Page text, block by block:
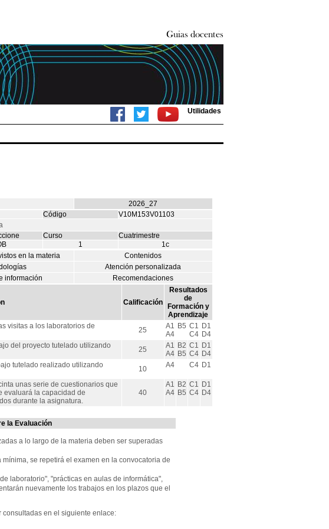
Utilidades
2026_27
Código
V10M153V01103
Curso
Cuatrimestre
1
1c
en la materia
Contenidos
Atención personalizada
información Recomendaciones
Calificación
Resultados
de
Formación y
Aprendizaje
visitas a los laboratorios de
25
A1
A4
B5 C1
C4
D1
D4
del proyecto tutelado utilizando
25
A1
A4
B2
B5
C1
C4
D1
D4
tutelado realizado utilizando
10 A4 C4 D1
unas serie de cuestionarios que
evaluará la capacidad de
durante la asignatura.
40
A1
A4
B2
B5
C1
C4
D1
D4
la Evaluación
a lo largo de la materia deben ser superadas
se repetirá el examen en la convocatoria de
laboratorio", "prácticas en aulas de informática",
nuevamente los trabajos en los plazos que el
en el siguiente enlace: